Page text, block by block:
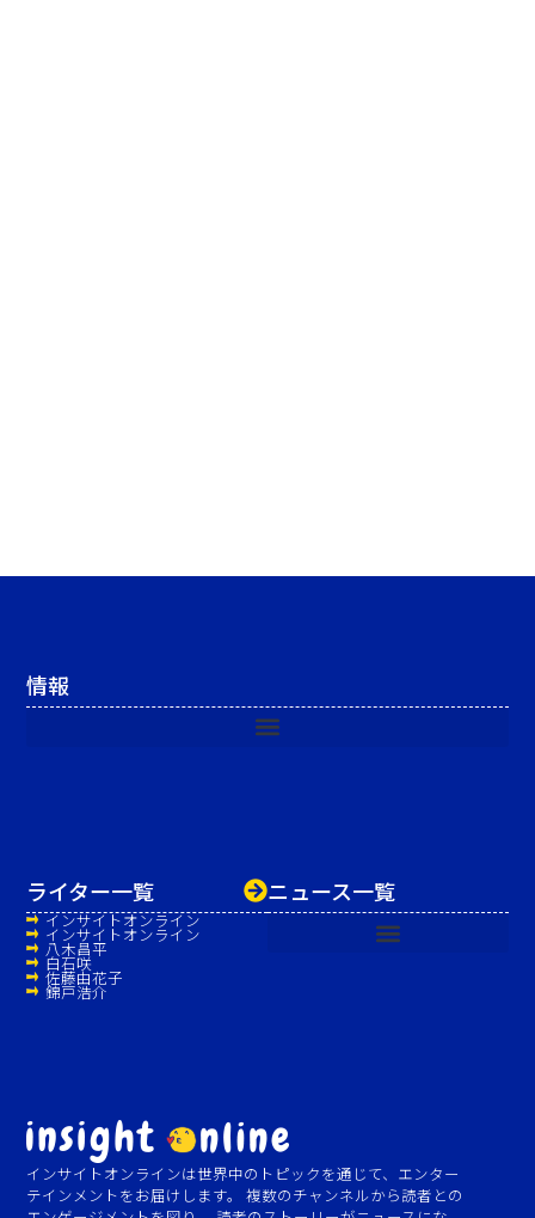
インサイトオンラインは世界中のトピックを通じて、エンター
テインメントをお届けします。 複数のチャンネルから読者との
ニュース一覧
ライター一覧
インサイトオンライン
インサイトオンライン
八木昌平
白石咲
佐藤由花子
錦戸浩介
情報